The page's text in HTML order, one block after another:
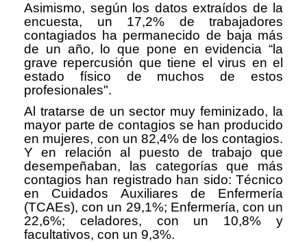
Asimismo, según los datos extraídos de la
encuesta, un 17,2% de trabajadores
contagiados ha permanecido de baja más
de un año, lo que pone en evidencia “la
grave repercusión que tiene el virus en el
estado físico de muchos de estos
profesionales".
Al tratarse de un sector muy feminizado, la
mayor parte de contagios se han producido
en mujeres, con un 82,4% de los contagios.
Y en relación al puesto de trabajo que
desempeñaban, las categorías que más
contagios han registrado han sido: Técnico
en Cuidados Auxiliares de Enfermería
(TCAEs), con un 29,1%; Enfermería, con un
22,6%; celadores, con un 10,8% y
facultativos, con un 9,3%.